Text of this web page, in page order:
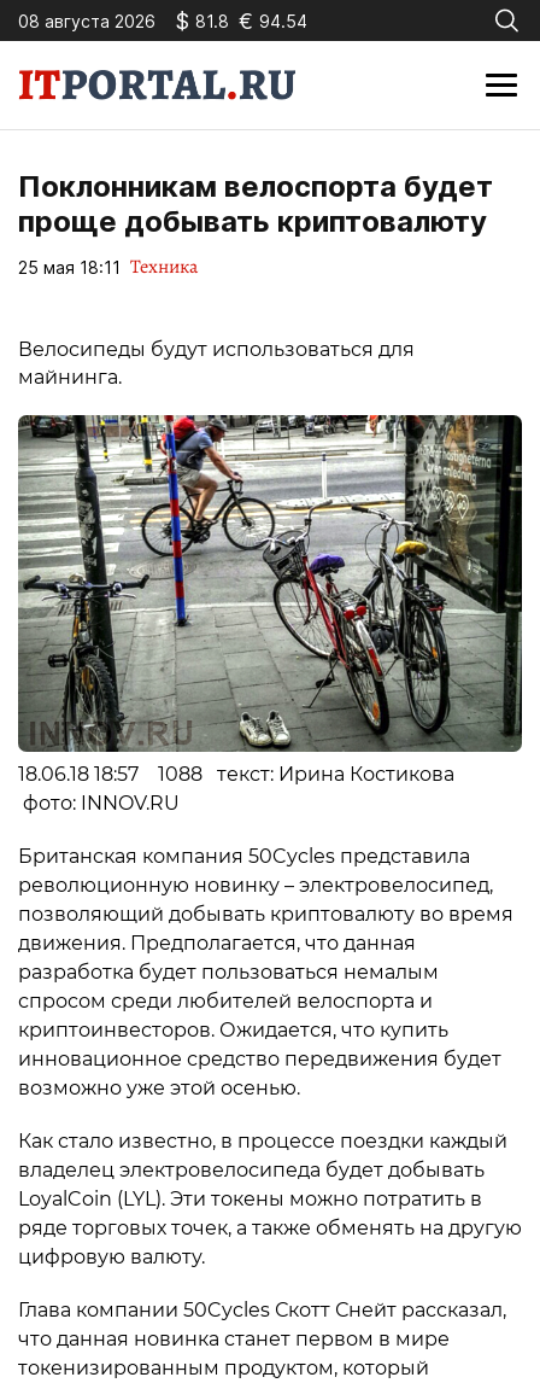
08 августа 2026 $ 81.8 € 94.54
Поклонникам велоспорта будет
проще добывать криптовалюту
25 мая 18:11 Техника
Велосипеды будут использоваться для
майнинга.
18.06.18 18:57 1088 текст: Ирина Костикова
фото: INNOV.RU
Британская компания 50Cycles представила
революционную новинку – электровелосипед,
позволяющий добывать криптовалюту во время
движения. Предполагается, что данная
разработка будет пользоваться немалым
спросом среди любителей велоспорта и
криптоинвесторов. Ожидается, что купить
инновационное средство передвижения будет
возможно уже этой осенью.
Как стало известно, в процессе поездки каждый
владелец электровелосипеда будет добывать
LoyalCoin (LYL). Эти токены можно потратить в
ряде торговых точек, а также обменять на другую
цифровую валюту.
Глава компании 50Cycles Скотт Снейт рассказал,
что данная новинка станет первом в мире
токенизированным продуктом, который